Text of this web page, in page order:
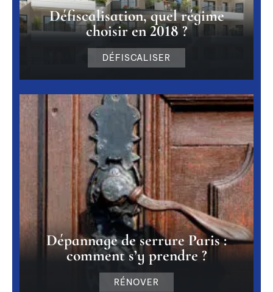
Défiscalisation, quel régime
choisir en 2018 ?
DÉFISCALISER
Dépannage de serrure Paris :
comment s’y prendre ?
RÉNOVER